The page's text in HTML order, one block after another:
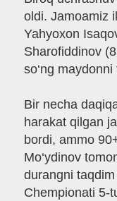
oldi. Jamoamiz
Yahyoxon
Sharofiddinov
so‘ng
Bir necha
harakat qilgan
bordi, ammo
Mo‘ydinov
durangni
Chempionati 5-